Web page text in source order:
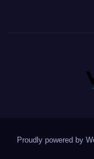
Proudly powered by